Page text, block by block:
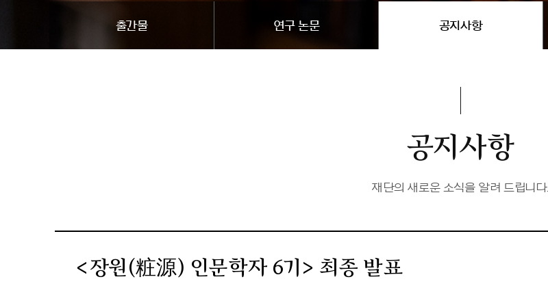
출간물 연구논문 공지사항
공지사항
재단의새로운소식을알려드립니다.
<장원(粧源)인문학자6기>최종발표